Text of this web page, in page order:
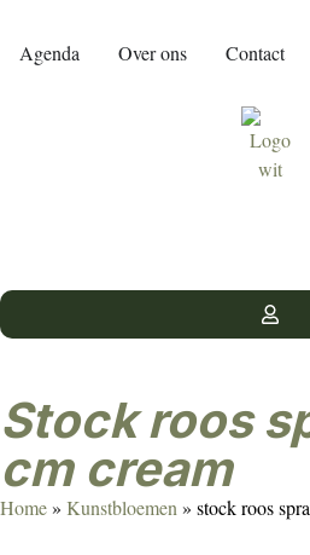
Agenda Over ons Contact
stock roos spray 102
cm cream
Home» Kunstbloemen » stock roos